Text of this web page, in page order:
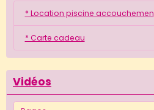
* Location piscine accouchemen
* Carte cadeau
Vidéos